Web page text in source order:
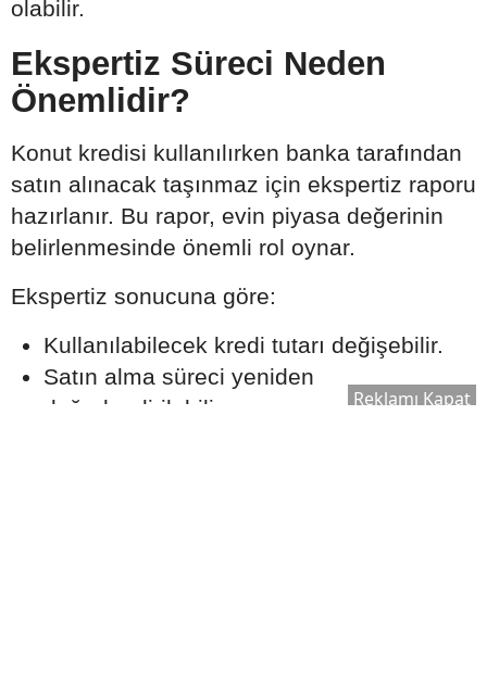
olabilir.
Ekspertiz Süreci Neden
Önemlidir?
Konut kredisi kullanılırken banka tarafından
satın alınacak taşınmaz için ekspertiz raporu
hazırlanır. Bu rapor, evin piyasa değerinin
belirlenmesinde önemli rol oynar.
Ekspertiz sonucuna göre:
Kullanılabilecek kredi tutarı değişebilir.
Satın alma süreci yeniden
değerlendirilebilir.
Reklamı Kapat